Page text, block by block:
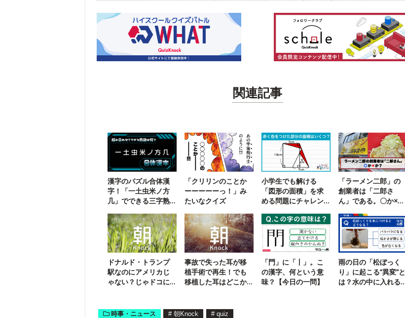
関連記事
漢字のパズル合体漢
字！「一土虫米ノ方
几」でできる三字熟
「クリリンのことか
ーーーーーっ！」み
たいなクイズ
小学生でも解ける
「図形の面積」を求
める問題にチャレン
「ラーメン二郎」の
創業者は「二郎さ
ん」である。〇か×
ドナルド・トランプ
駅なのにアメリカじ
ゃない？じゃドコに
事故で失った耳が移
植手術で再生！でも
移植した耳はどこか
「門」に「丨」。こ
の漢字、何という意
味？【今日の一問】
雨の日の「松ぼっく
り」に起こる“異変“と
は？水の中に入れる
時事・ニュース # 朝Knock # quiz